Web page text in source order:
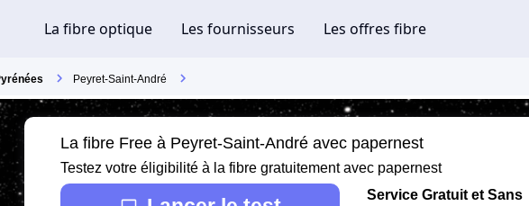
Peyret-Saint-André
La fibre Free à Peyret-Saint-André avec papernest
Testez votre éligibilité à la fibre gratuitement avec papernest
Service Gratuit et Sans